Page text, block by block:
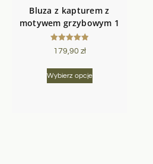
Bluza z kapturem z
motywem grzybowym 1
Oceniono
5.00
179,90 zł
Wybierz opcje